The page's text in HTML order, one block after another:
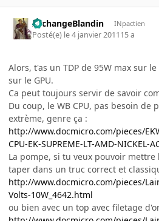
ArchangeBlandin INpactien
Posté(e) le 4 janvier 201115 a
Alors, t'as un TDP de 95W max sur le
sur le GPU.
Ca peut toujours servir de savoir
Du coup, le WB CPU, pas besoin de
extrème, genre ça :
http://www.docmicro.com/pieces/
CPU-EK-SUPREME-LT-AMD-NICKEL-
La pompe, si tu veux pouvoir mettre
taper dans un truc correct et
http://www.docmicro.com/pieces/
Volts-10W_4642.html
ou bien avec un top avec filetage